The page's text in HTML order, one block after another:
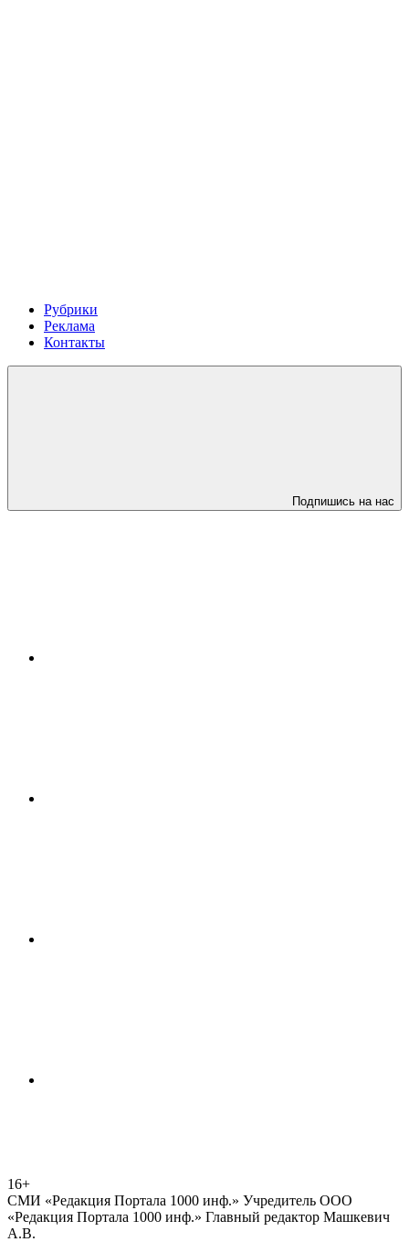
Рубрики
Реклама
Контакты
Подпишись на нас
16+
СМИ «Редакция Портала 1000 инф.» Учредитель ООО
«Редакция Портала 1000 инф.» Главный редактор Машкевич
А.В.